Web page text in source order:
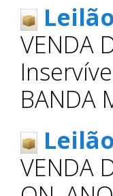
VENDA
BANDA
VENDA